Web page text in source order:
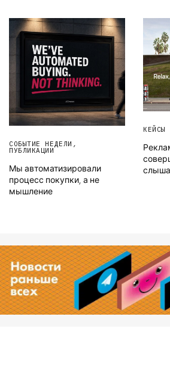
СОБЫТИЕ НЕДЕЛИ ,
ПУБЛИКАЦИИ
Мы автоматизировали
процесс покупки, а не
мышление
КЕЙСЫ